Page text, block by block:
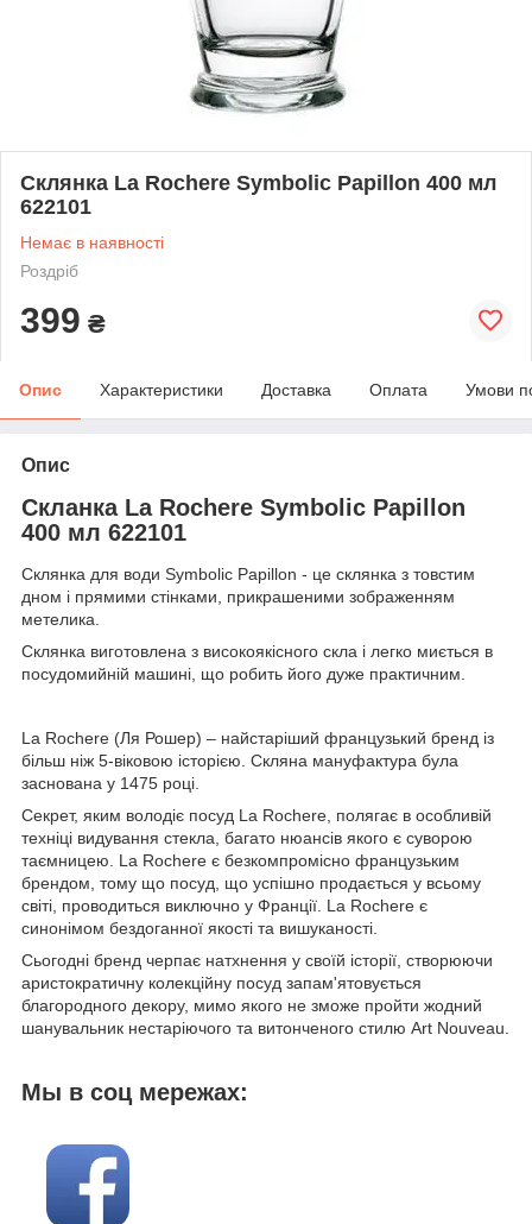
Склянка La Rochere Symbolic Papillon 400 мл
622101
Немає в наявності
Роздріб
399 ₴
Опис Характеристики Доставка Оплата Умови
Опис
Скланка La Rochere Symbolic Papillon
400 мл 622101
Склянка для води Symbolic Papillon - це склянка з товстим
дном і прямими стінками, прикрашеними зображенням
метелика.
Склянка виготовлена з високоякісного скла і легко миється в
посудомийній машині, що робить його дуже практичним.
La Rochere (Ля Рошер) – найстаріший французький бренд із
більш ніж 5-віковою історією. Скляна мануфактура була
заснована у 1475 році.
Секрет, яким володіє посуд La Rochere, полягає в особливій
техніці видування стекла, багато нюансів якого є суворою
таємницею. La Rochere є безкомпромісно французьким
брендом, тому що посуд, що успішно продається у всьому
світі, проводиться виключно у Франції. La Rochere є
синонімом бездоганної якості та вишуканості.
Сьогодні бренд черпає натхнення у своїй історії, створюючи
аристократичну колекційну посуд запам'ятовується
благородного декору, мимо якого не зможе пройти жодний
шанувальник нестаріючого та витонченого стилю Аrt Nouveau.
Мы в соц мережах: